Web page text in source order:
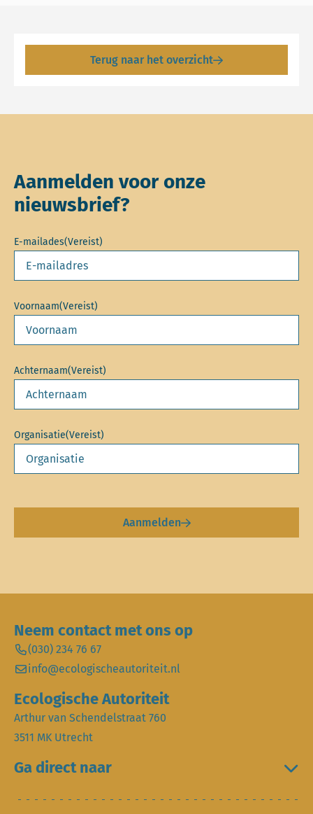
Terug naar het overzicht
Aanmelden voor onze
nieuwsbrief?
E-mailades(Vereist)
Voornaam(Vereist)
Achternaam(Vereist)
Organisatie(Vereist)
Aanmelden
Ga direct naar
Neem contact met ons op
(030) 234 76 67
info@ecologischeautoriteit.nl
Ecologische Autoriteit
Arthur van Schendelstraat 760
3511 MK Utrecht